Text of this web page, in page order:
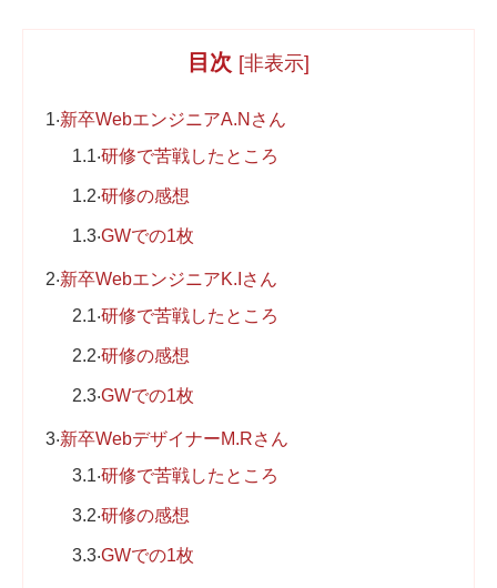
目次 [非表示]
1新卒WebエンジニアA.Nさん
1.1研修で苦戦したところ
1.2研修の感想
1.3GWでの1枚
2新卒WebエンジニアK.Iさん
2.1研修で苦戦したところ
2.2研修の感想
2.3GWでの1枚
3新卒WebデザイナーM.Rさん
3.1研修で苦戦したところ
3.2研修の感想
3.3GWでの1枚